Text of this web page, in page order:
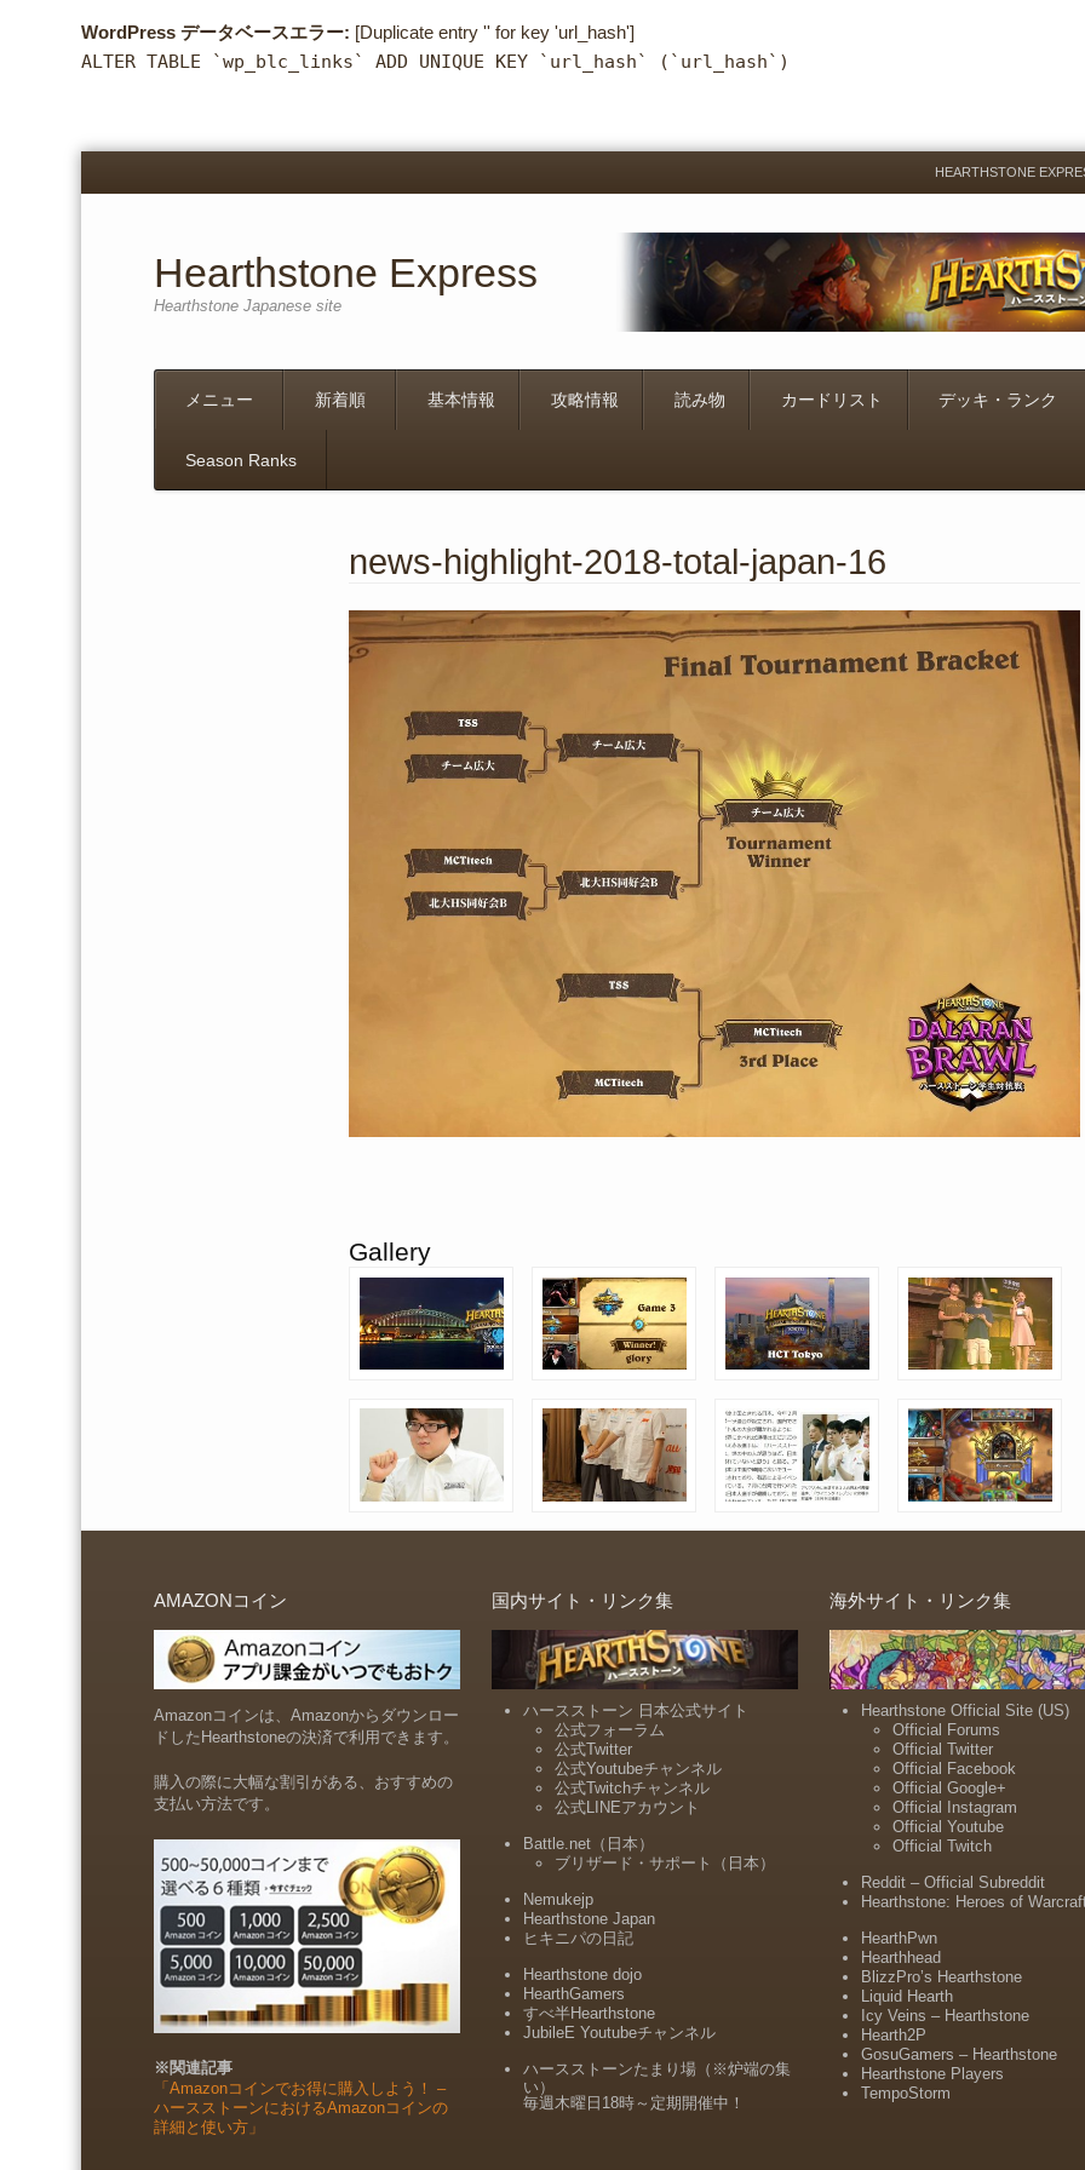
WordPress データベースエラー: [Duplicate entry '' for key 'url_hash']
ALTER TABLE `wp_blc_links` ADD UNIQUE KEY `url_hash` (`url_hash`)
Menu
Skip
to
HEARTHSTONE
Hearthstone Express
Hearthstone Japanese site
メニュー 新着順 基本情報 攻略情報 読み物 カードリスト デッキ・ランク
Season Ranks
news-highlight-2018-total-japan-16
Gallery
AMAZONコイン
Amazonコインは、Amazonからダウンロー
ドしたHearthstoneの決済で利用できます。
購入の際に大幅な割引がある、おすすめの
支払い方法です。
※関連記事
「Amazonコインでお得に購入しよう！ –
ハースストーンにおけるAmazonコインの
詳細と使い方」
国内サイト・リンク集
ハースストーン 日本公式サイト
公式フォーラム
公式Twitter
公式Youtubeチャンネル
公式Twitchチャンネル
公式LINEアカウント
Battle.net（日本）
ブリザード・サポート（日本）
Nemukejp
Hearthstone Japan
ヒキニパの日記
Hearthstone dojo
HearthGamers
すべ半Hearthstone
JubileE Youtubeチャンネル
ハースストーンたまり場（※炉端の集
い）
毎週木曜日18時～定期開催中！
海外サイト・リンク集
Hearthstone Official Site (US)
Official Forums
Official Twitter
Official Facebook
Official Google+
Official Instagram
Official Youtube
Official Twitch
Reddit – Official Subreddit
Hearthstone: Heroes of
HearthPwn
Hearthhead
BlizzPro’s Hearthstone
Liquid Hearth
Icy Veins – Hearthstone
Hearth2P
GosuGamers – Hearthstone
Hearthstone Players
TempoStorm